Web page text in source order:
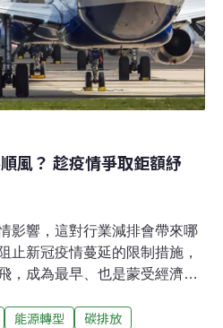
風？ 趁疫情爭取鉅額紓
影響，這對行業減排會帶來哪
止新冠疫情蔓延的限制措施，
，成為最早、也是蒙受經濟損
公司，還是整個航空業，都紛
能源轉型
碳排放